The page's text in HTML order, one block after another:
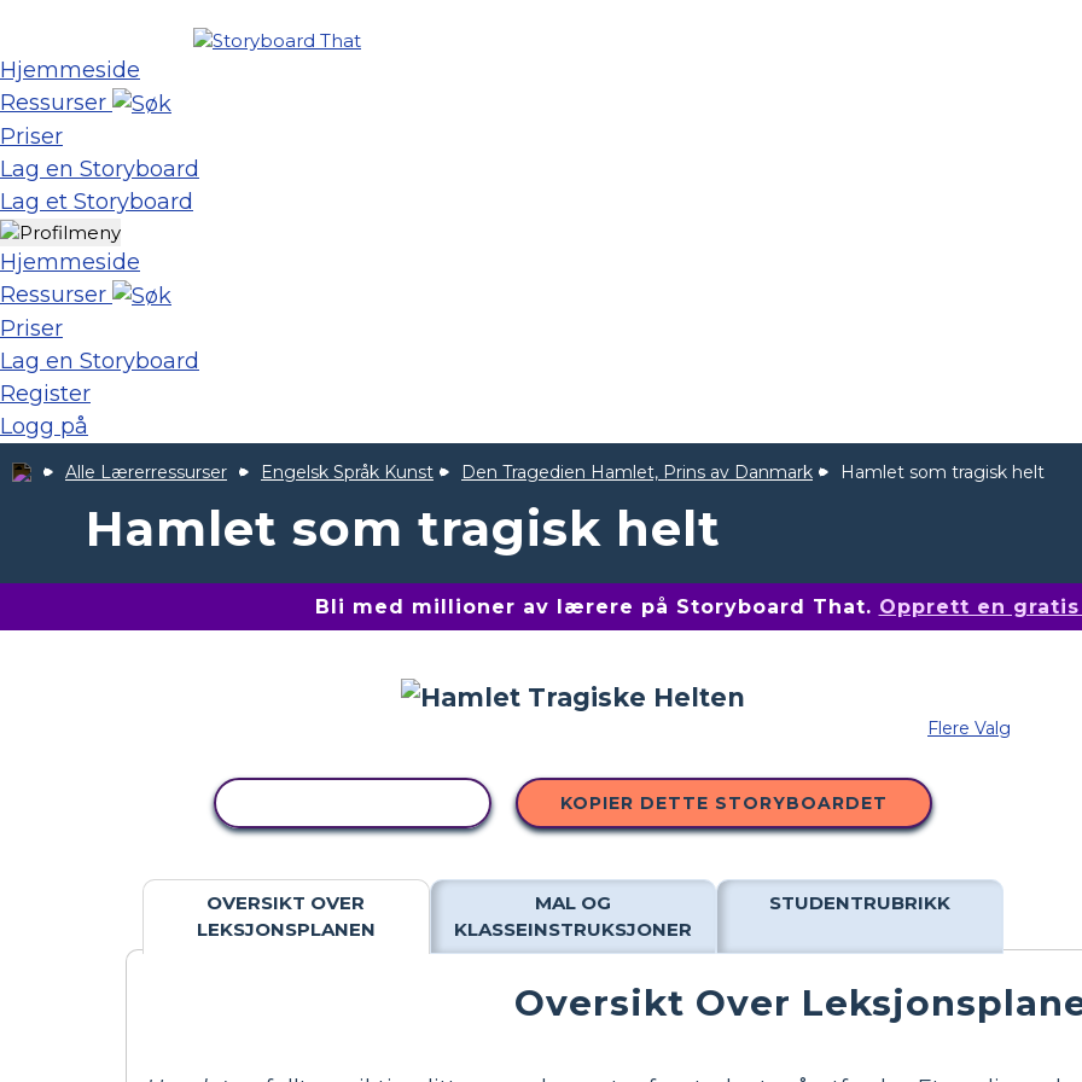
Hjemmeside
Ressurser
Priser
Lag en Storyboard
Lag et Storyboard
Hjemmeside
Ressurser
Priser
Lag en Storyboard
Register
Logg på
Alle Lærerressurser Engelsk Språk Kunst Den Tragedien Hamlet, Prins av Danmark Hamlet som tragisk helt
Hamlet som tragisk helt
Bli med millioner av lærere på Storyboard That. Opprett en
Flere Valg
KOPIER DETTE STORYBOARDET
OVERSIKT OVER
LEKSJONSPLANEN
MAL OG
KLASSEINSTRUKSJONER
STUDENTRUBRIKK
Oversikt Over